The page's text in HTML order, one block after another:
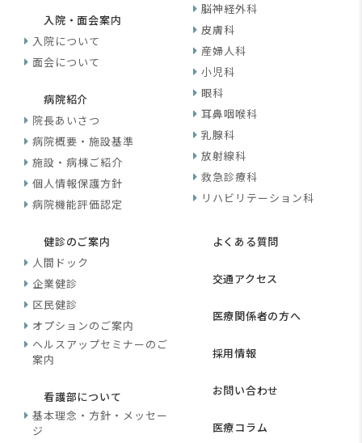
入院・面会案内
入院について
面会について
病院紹介
院長あいさつ
病院概要・施設基準
施設・病棟ご紹介
個人情報保護方針
病院機能評価認定
脳神経外科
皮膚科
産婦人科
小児科
眼科
耳鼻咽喉科
乳腺科
放射線科
救急診療科
リハビリテーション科
健診のご案内
人間ドック
企業健診
区民健診
オプションのご案内
ヘルスアップセミナーのご
案内
看護部について
基本理念・方針・メッセー
ジ
よくある質問
交通アクセス
医療関係者の方へ
採用情報
お問い合わせ
医療コラム